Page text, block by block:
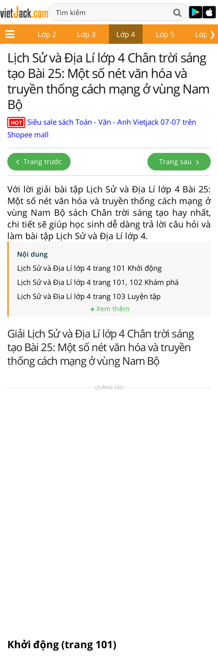
❯
1 Lớp 2 Lớp 3 Lớp 4 Lớp 5 Lớp 6
Lịch Sử và Địa Lí lớp 4 Chân trời sáng
tạo Bài 25: Một số nét văn hóa và
truyền thống cách mạng ở vùng Nam
Bộ
HOT
Siêu sale sách Toán - Văn - Anh Vietjack 07-07 trên
Shopee mall
Trang trước Trang sau
Với lời giải bài tập Lịch Sử và Địa Lí lớp 4 Bài 25:
Một số nét văn hóa và truyền thống cách mạng ở
vùng Nam Bộ sách Chân trời sáng tạo hay nhất,
chi tiết sẽ giúp học sinh dễ dàng trả lời câu hỏi và
làm bài tập Lịch Sử và Địa Lí lớp 4.
Nội dung
Lịch Sử và Địa Lí lớp 4 trang 101 Khởi động
Lịch Sử và Địa Lí lớp 4 trang 101, 102 Khám phá
Lịch Sử và Địa Lí lớp 4 trang 103 Luyện tập
Xem thêm
Giải Lịch Sử và Địa Lí lớp 4 Chân trời sáng
tạo Bài 25: Một số nét văn hóa và truyền
thống cách mạng ở vùng Nam Bộ
QUẢNG CÁO
Khởi động (trang 101)